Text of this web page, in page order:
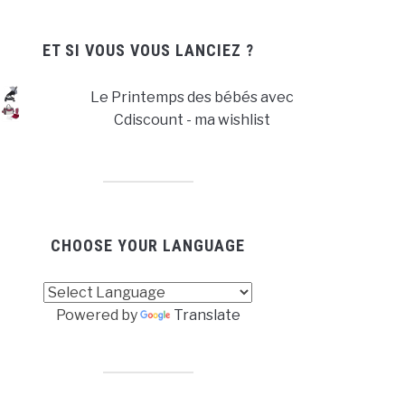
ET SI VOUS VOUS LANCIEZ ?
Le Printemps des bébés avec
Cdiscount - ma wishlist
CHOOSE YOUR LANGUAGE
Powered by Translate